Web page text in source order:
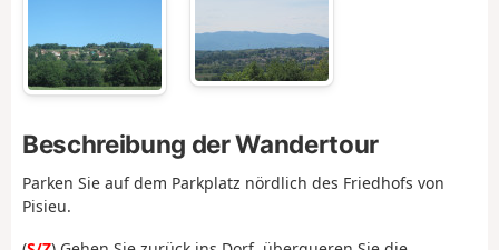
Beschreibung der Wandertour
Parken Sie auf dem Parkplatz nördlich des Friedhofs von
Pisieu.